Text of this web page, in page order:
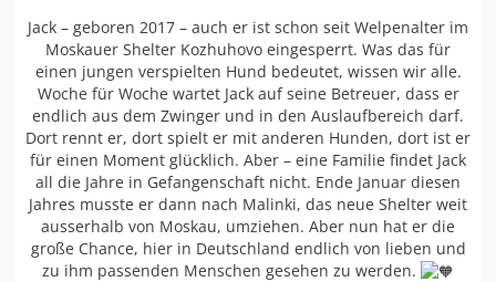
Jack – geboren 2017 – auch er ist schon seit Welpenalter im
Moskauer Shelter Kozhuhovo eingesperrt. Was das für
einen jungen verspielten Hund bedeutet, wissen wir alle.
Woche für Woche wartet Jack auf seine Betreuer, dass er
endlich aus dem Zwinger und in den Auslaufbereich darf.
Dort rennt er, dort spielt er mit anderen Hunden, dort ist er
für einen Moment glücklich. Aber – eine Familie findet Jack
all die Jahre in Gefangenschaft nicht. Ende Januar diesen
Jahres musste er dann nach Malinki, das neue Shelter weit
ausserhalb von Moskau, umziehen. Aber nun hat er die
große Chance, hier in Deutschland endlich von lieben und
zu ihm passenden Menschen gesehen zu werden.